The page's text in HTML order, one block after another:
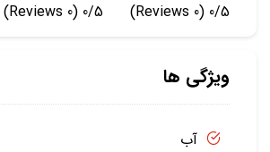
0/5
(0 Reviews)
0/5
(0 Reviews)
ویژگی ها
آب